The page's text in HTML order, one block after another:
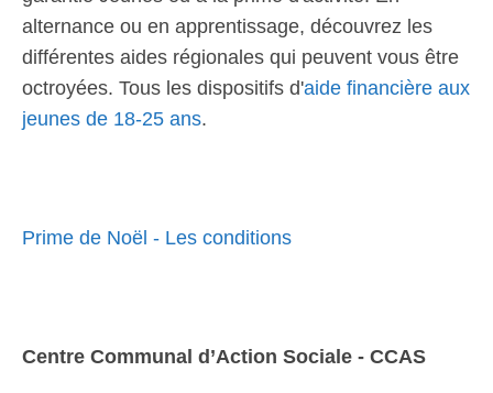
alternance ou en apprentissage, découvrez les
différentes aides régionales qui peuvent vous être
octroyées. Tous les dispositifs d'aide financière aux
jeunes de 18-25 ans.
Prime de Noël - Les conditions
Centre Communal d’Action Sociale - CCAS